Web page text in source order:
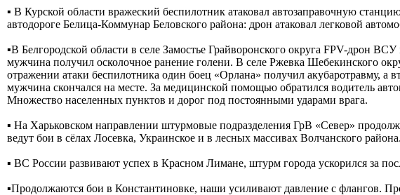
▪️ В Курской области вражеский беспилотник атаковал автозаправочную
автодороге Белица-Коммунар Беловского района: дрон атаковал легковой
▪️В Белгородской области в селе Замостье Грайворонского округа FPV-дрон
мужчина получил осколочное ранение голени. В селе Ржевка Шебекинского
отражении атаки беспилотника один боец «Орлана» получил акубаротравму,
мужчина скончался на месте. За медицинской помощью обратился водитель
Множество населенных пунктов и дорог под постоянными ударами врага.
▪️ На Харьковском направлении штурмовые подразделения ГрВ «Север»
ведут бои в сёлах Лосевка, Украинское и в лесных массивах Волчанского
▪️ ВС России развивают успех в Красном Лимане, штурм города ускорился за
▪️Продолжаются бои в Константиновке, наши усиливают давление с флангов.